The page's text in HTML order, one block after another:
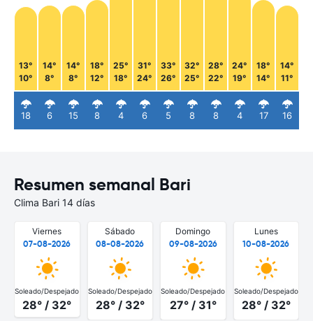
13°
10°
18
14°
8°
6
14°
8°
15
18°
12°
8
25°
18°
4
31°
24°
6
33°
26°
5
32°
25°
8
28°
22°
8
24°
19°
4
18°
14°
17
14°
11°
16
Resumen semanal Bari
Clima Bari 14 días
Viernes
07-08-2026
Soleado/Despejado
28° / 32°
Sábado
08-08-2026
Soleado/Despejado
28° / 32°
Domingo
09-08-2026
Soleado/Despejado
27° / 31°
Lunes
10-08-2026
Soleado/Despejado
28° / 32°